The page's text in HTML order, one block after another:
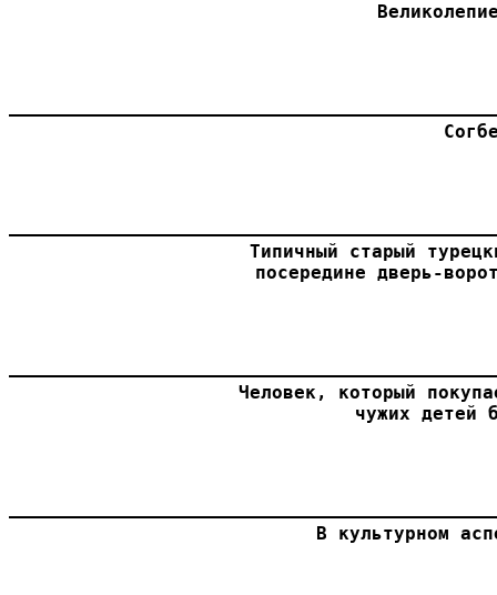
Типичный старый
посередине дверь-
Человек, который
чужих детей
В культурном